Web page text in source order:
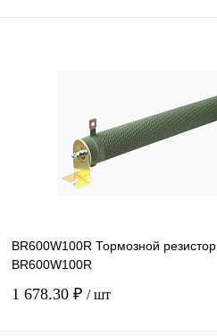
BR600W100R Тормозной резистор
BR600W100R
1 678.30 ₽ / шт